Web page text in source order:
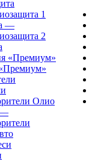
1
—
2
Олио